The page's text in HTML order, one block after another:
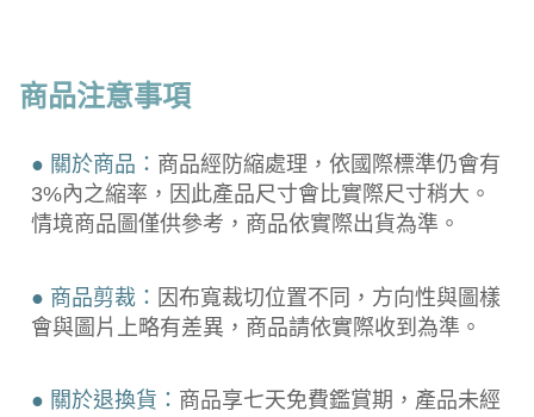
商品注意事項
● 關於商品： 商品經防縮處理，依國際標準仍會有
3%內之縮率，因此產品尺寸會比實際尺寸稍大。
情境商品圖僅供參考，商品依實際出貨為準。
● 商品剪裁： 因布寬裁切位置不同，方向性與圖樣
會與圖片上略有差異，商品請依實際收到為準。
● 關於退換貨： 商品享七天免費鑑賞期，產品未經